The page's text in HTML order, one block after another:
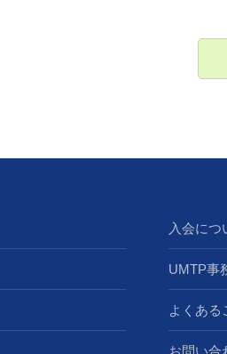
入会につ
UMTP事
よくある
お問い合